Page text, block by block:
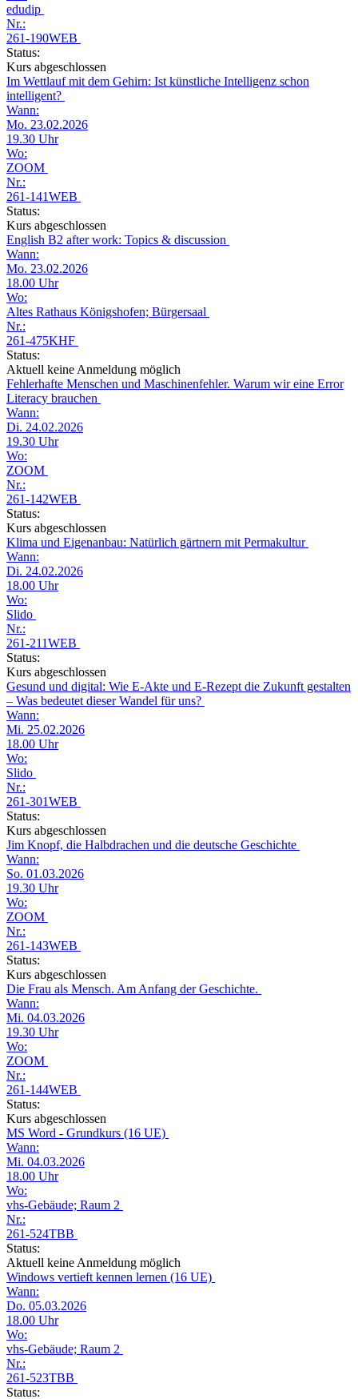
edudip
Nr.:
261-190WEB
Status:
Kurs abgeschlossen
Im Wettlauf mit dem Gehirn: Ist künstliche Intelligenz schon
intelligent?
Wann:
Mo. 23.02.2026
19.30 Uhr
Wo:
ZOOM
Nr.:
261-141WEB
Status:
Kurs abgeschlossen
English B2 after work: Topics & discussion
Wann:
Mo. 23.02.2026
18.00 Uhr
Wo:
Altes Rathaus Königshofen; Bürgersaal
Nr.:
261-475KHF
Status:
Aktuell keine Anmeldung möglich
Fehlerhafte Menschen und Maschinenfehler. Warum wir eine Error
Literacy brauchen
Wann:
Di. 24.02.2026
19.30 Uhr
Wo:
ZOOM
Nr.:
261-142WEB
Status:
Kurs abgeschlossen
Klima und Eigenanbau: Natürlich gärtnern mit Permakultur
Wann:
Di. 24.02.2026
18.00 Uhr
Wo:
Slido
Nr.:
261-211WEB
Status:
Kurs abgeschlossen
Gesund und digital: Wie E-Akte und E-Rezept die Zukunft gestalten
– Was bedeutet dieser Wandel für uns?
Wann:
Mi. 25.02.2026
18.00 Uhr
Wo:
Slido
Nr.:
261-301WEB
Status:
Kurs abgeschlossen
Jim Knopf, die Halbdrachen und die deutsche Geschichte
Wann:
So. 01.03.2026
19.30 Uhr
Wo:
ZOOM
Nr.:
261-143WEB
Status:
Kurs abgeschlossen
Die Frau als Mensch. Am Anfang der Geschichte.
Wann:
Mi. 04.03.2026
19.30 Uhr
Wo:
ZOOM
Nr.:
261-144WEB
Status:
Kurs abgeschlossen
MS Word - Grundkurs (16 UE)
Wann:
Mi. 04.03.2026
18.00 Uhr
Wo:
vhs-Gebäude; Raum 2
Nr.:
261-524TBB
Status:
Aktuell keine Anmeldung möglich
Windows vertieft kennen lernen (16 UE)
Wann:
Do. 05.03.2026
18.00 Uhr
Wo:
vhs-Gebäude; Raum 2
Nr.:
261-523TBB
Status: